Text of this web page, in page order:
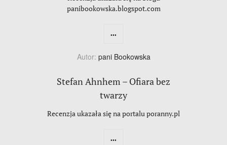
panibookowska.blogspot.com
...
Autor: pani Bookowska
Stefan Ahnhem – Ofiara bez
twarzy
Recenzja ukazała się na portalu poranny.pl
...